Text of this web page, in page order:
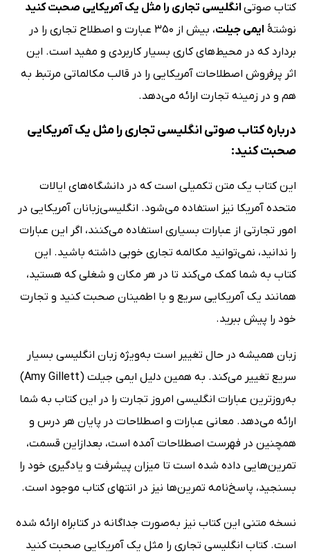
کتاب صوتی انگلیسی تجاری را مثل یک آمریکایی صحبت کنید
نوشتهٔ ایمی جیلت
، بیش از 350 عبارت و اصطلاح تجاری را در
بردارد که در محیط‌های کاری بسیار کاربردی و مفید است. این
اثر پرفروش اصطلاحات آمریکایی را در قالب مکالماتی مرتبط به
هم و در زمینه تجارت ارائه می‌دهد.
درباره کتاب صوتی انگلیسی تجاری را مثل یک آمریکایی
صحبت کنید:
این کتاب یک متن تکمیلی است که در دانشگاه‌های ایالات
متحده آمریکا نیز استفاده می‌شود. انگلیسی‌زبانان آمریکایی در
امور تجارتی از عبارات بسیاری استفاده می‌کنند، اگر این عبارات
را ندانید، نمی‌توانید مکالمه تجاری خوبی داشته باشید. این
کتاب به شما کمک می‌کند تا در هر مکان و شغلی که هستید،
همانند یک آمریکایی سریع و با اطمینان صحبت کنید و تجارت
خود را پیش ببرید.
زبان همیشه در حال تغییر است به‌ویژه زبان انگلیسی بسیار
سریع تغییر می‌کند. به همین دلیل ایمی جیلت (Amy Gillett)
به‌روزترین عبارات انگلیسی امروز تجارت را در این کتاب به شما
ارائه می‌دهد. معانی عبارات و اصطلاحات در پایان هر درس و
همچنین در فهرست اصطلاحات آمده است، بعدازاین قسمت،
تمرین‌هایی داده شده است تا میزان پیشرفت و یادگیری خود را
بسنجید، پاسخ‌نامه تمرین‌ها نیز در انتهای کتاب موجود است.
نسخه متنی این کتاب نیز به‌صورت جداگانه در کتابراه ارائه شده
است. کتاب انگلیسی تجاری را مثل یک آمریکایی صحبت کنید